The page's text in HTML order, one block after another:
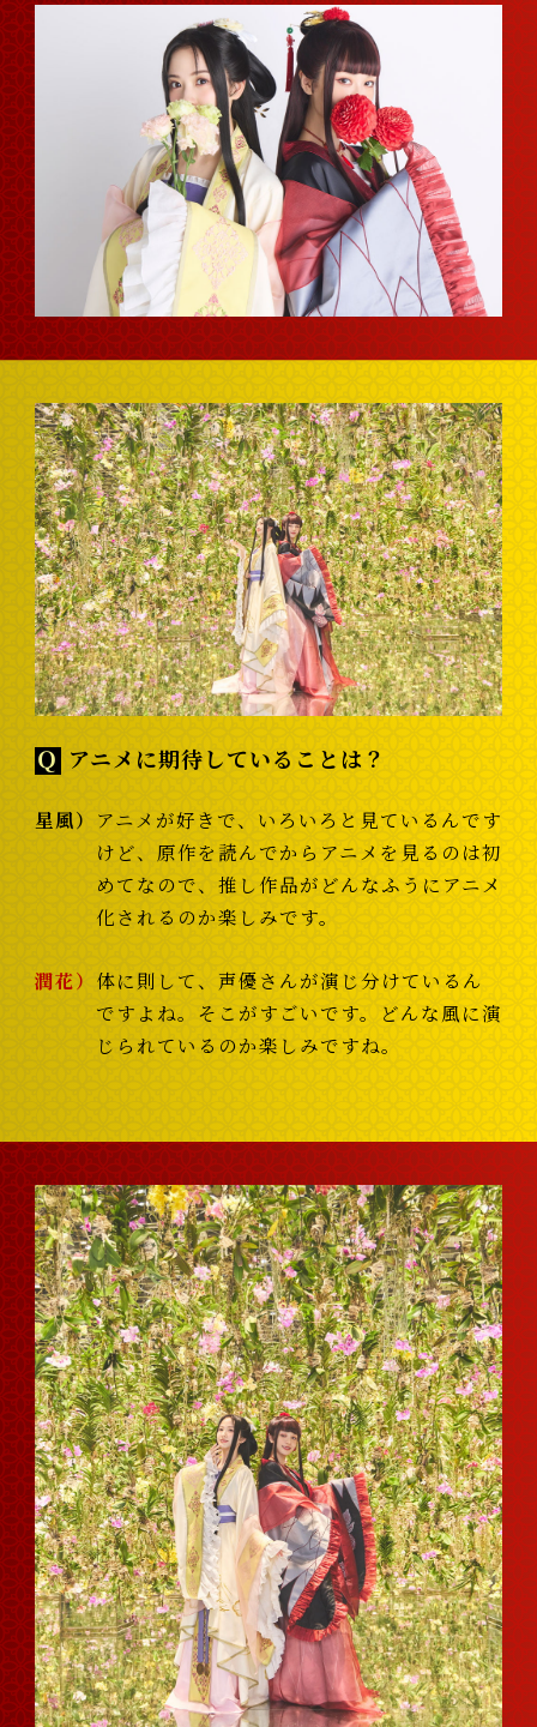
Ｑ アニメに期待していることは？
星風
アニメが好きで、いろいろと見ているんです
けど、原作を読んでからアニメを見るのは初
めてなので、推し作品がどんなふうにアニメ
化されるのか楽しみです。
潤花
体に則して、声優さんが演じ分けているん
ですよね。そこがすごいです。どんな風に演
じられているのか楽しみですね。